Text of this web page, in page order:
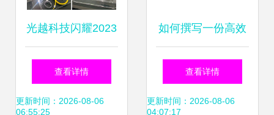
光越科技闪耀2023
年日本国际激光光
学技术展览会，以
查看详情
更新时间：2026-08-06
06:55:25
如何撰写一份高效
的数据需求说明文
档 数据产品经理的
查看详情
更新时间：2026-08-06
04:07:17